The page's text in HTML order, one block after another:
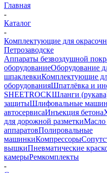
Главная
-
Каталог
-
Комплектующие для
Петрозаводске
Аппараты безвоздушной
оборудованиеОборудование
шпаклевкиКомплектующие
оборудованияШпатлёвка и
SHEETROCKШланги
защитыШлифовальные
автосервисаИнъекция бетона
для дорожной разметкиМасло
аппаратовПолировальные
машинкиКомпрессоры
вышкиПневматические
камерыРемкомплекты
-